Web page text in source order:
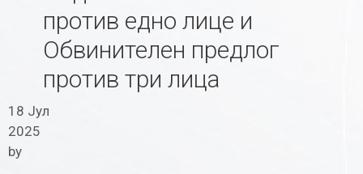
против едно лице и
Обвинителен предлог
против три лица
18 Јул
2025
by